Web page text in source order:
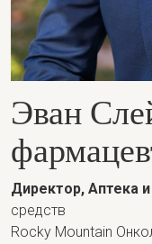
Эван
Директор, Аптека
средств
Rocky Mountain